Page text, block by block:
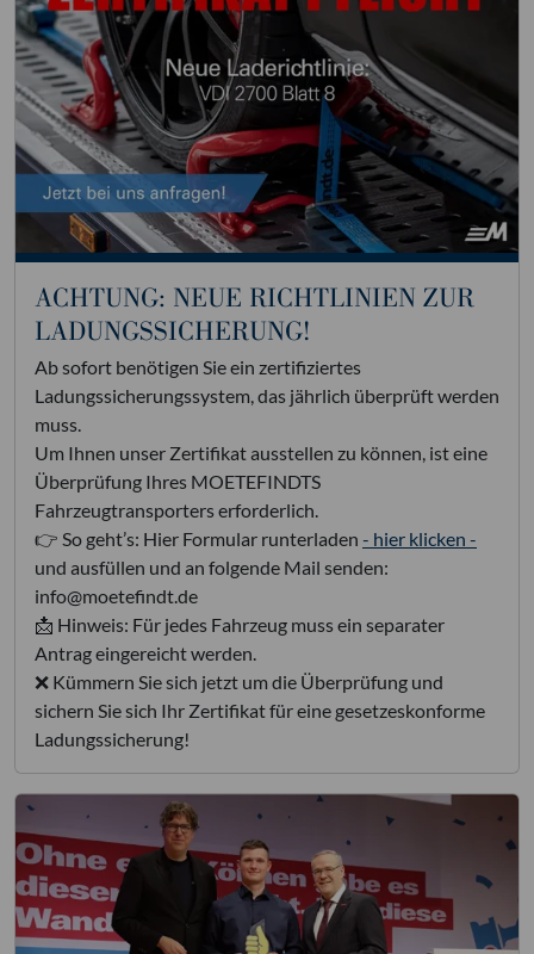
ACHTUNG: NEUE RICHTLINIEN ZUR
LADUNGSSICHERUNG!
Ab sofort benötigen Sie ein zertifiziertes
Ladungssicherungssystem, das jährlich überprüft werden
muss.
Um Ihnen unser Zertifikat ausstellen zu können, ist eine
Überprüfung Ihres MOETEFINDTS
Fahrzeugtransporters erforderlich.
👉 So geht’s: Hier Formular runterladen - hier klicken -
und ausfüllen und an folgende Mail senden:
info@moetefindt.de
📩 Hinweis: Für jedes Fahrzeug muss ein separater
Antrag eingereicht werden.
❌ Kümmern Sie sich jetzt um die Überprüfung und
sichern Sie sich Ihr Zertifikat für eine gesetzeskonforme
Ladungssicherung!